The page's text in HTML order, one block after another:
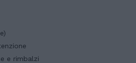
e rimbalzi